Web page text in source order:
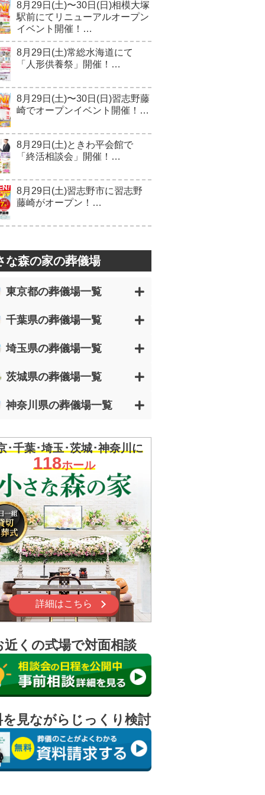
8月29日(土)〜30日(日)相模大塚
駅前にてリニューアルオープン
イベント開催！…
8月29日(土)常総水海道にて
「人形供養祭」開催！…
8月29日(土)〜30日(日)習志野藤
崎でオープンイベント開催！…
8月29日(土)ときわ平会館で
「終活相談会」開催！…
8月29日(土)習志野市に習志野
藤崎がオープン！…
な森の家の葬儀場
東京都の葬儀場一覧
千葉県の葬儀場一覧
埼玉県の葬儀場一覧
茨城県の葬儀場一覧
神奈川県の葬儀場一覧
･千葉･埼玉･茨城･神奈川に
118ホール
詳細はこちら
近くの式場で対面相談
を見ながらじっくり検討